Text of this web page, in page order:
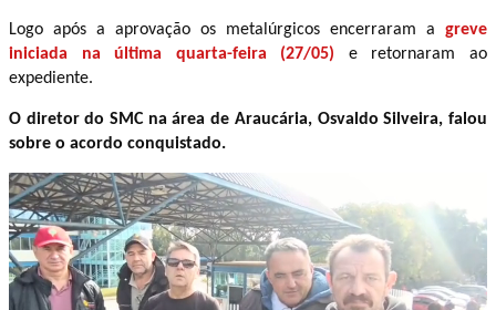
Logo após a aprovação os metalúrgicos encerraram a greve
iniciada na última quarta-feira (27/05) e retornaram ao
expediente.
O diretor do SMC na área de Araucária, Osvaldo Silveira, falou
sobre o acordo conquistado.